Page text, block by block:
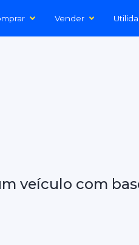
Vender
veículo com